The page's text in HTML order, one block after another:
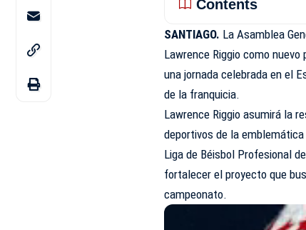
Contents
SANTIAGO. La Asamblea
Lawrence Riggio como
una jornada celebrada en el
de la franquicia.
Lawrence Riggio asumirá la
deportivos de la
Liga de Béisbol Profesional
fortalecer el proyecto que
campeonato.